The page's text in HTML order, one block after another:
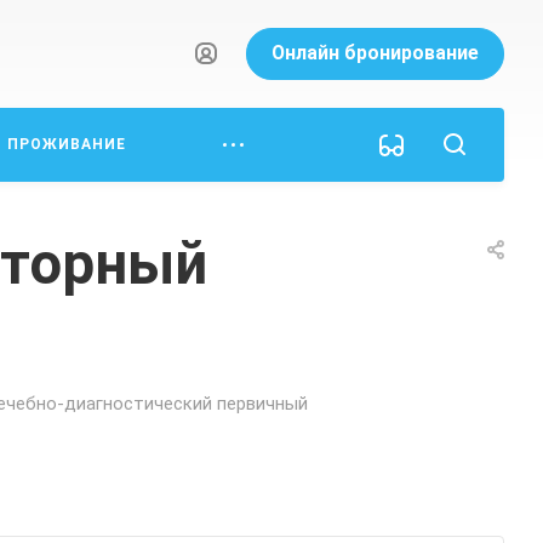
Онлайн бронирование
ПРОЖИВАНИЕ
диагностический первичный